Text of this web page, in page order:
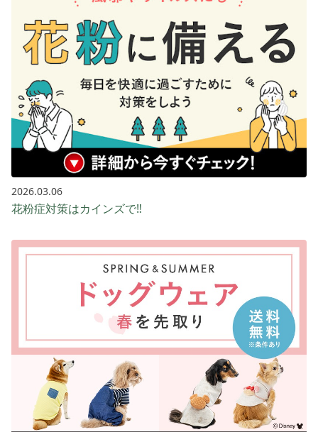
2026.03.06
花粉症対策はカインズで‼️